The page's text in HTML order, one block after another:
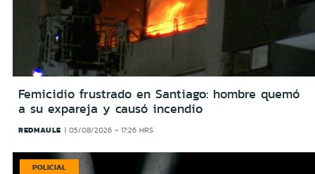
Femicidio frustrado en Santiago: hombre quemó
a su expareja y causó incendio
REDMAULE 05/08/2026 - 17:26 HRS
POLICIAL